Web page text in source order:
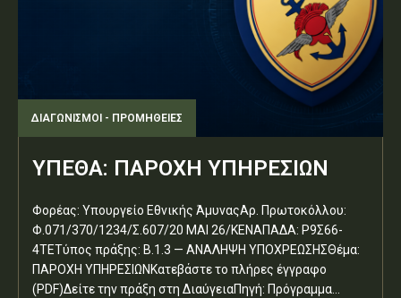
ΔΙΑΓΩΝΙΣΜΟΊ - ΠΡΟΜΉΘΕΙΕΣ
ΥΠΕΘΑ: ΠΑΡΟΧΗ ΥΠΗΡΕΣΙΩΝ
Φορέας: Υπουργείο Εθνικής ΆμυναςΑρ. Πρωτοκόλλου:
Φ.071/370/1234/Σ.607/20 ΜΑΙ 26/ΚΕΝΑΠΑΔΑ: Ρ9Σ66-
4ΤΕΤύπος πράξης: Β.1.3 — ΑΝΑΛΗΨΗ ΥΠΟΧΡΕΩΣΗΣΘέμα:
ΠΑΡΟΧΗ ΥΠΗΡΕΣΙΩΝΚατεβάστε το πλήρες έγγραφο
(PDF)Δείτε την πράξη στη ΔιαύγειαΠηγή: Πρόγραμμα...